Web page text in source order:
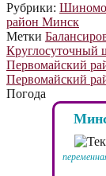
Рубрики:
район Минск
Метки
Первомайский
Первомайский
Погода